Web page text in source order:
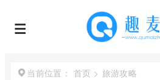
当前位置： 首页 > 旅游攻略